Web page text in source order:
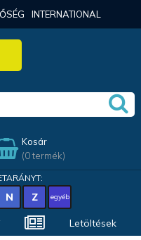
INTERNATIONAL
Kosár
(0 termék)
N Z egyéb
Letöltések